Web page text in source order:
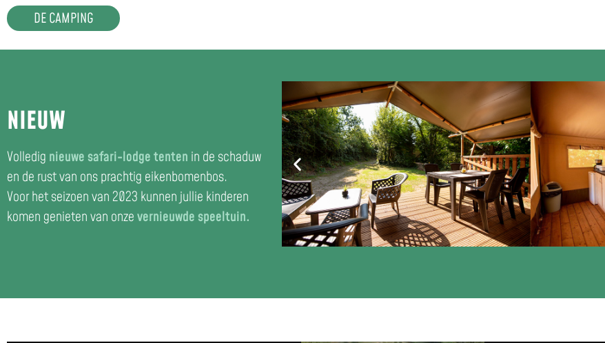
DE CAMPING
NIEUW
Volledig nieuwe safari-lodge tenten in de schaduw
en de rust van ons prachtig eikenbomenbos.
Voor het seizoen van 2023 kunnen jullie kinderen
komen genieten van onzevernieuwde speeltuin.